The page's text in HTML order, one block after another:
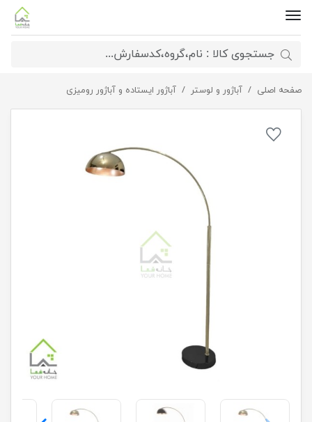
صفحه اصلی آباژور و لوستر آباژور ایستاده و آباژور رومیزی آباژور ایستاده منحنی مدرن